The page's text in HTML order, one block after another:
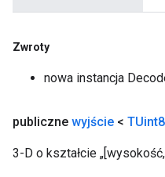
Zwroty
nowa instancja
publiczne wyjście < TUint8
3-D o kształcie